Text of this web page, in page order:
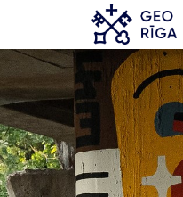
Skip to main content